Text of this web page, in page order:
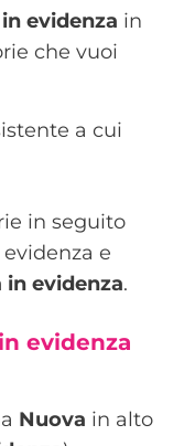
evidenza in
che vuoi
a cui
in seguito
e
evidenza.
evidenza
Nuova in alto